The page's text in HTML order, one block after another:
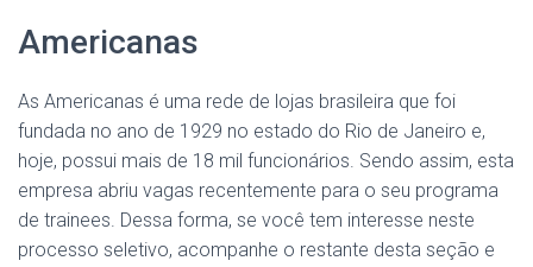
Americanas
As Americanas é uma rede de lojas brasileira que foi
fundada no ano de 1929 no estado do Rio de Janeiro e,
hoje, possui mais de 18 mil funcionários. Sendo assim, esta
empresa abriu vagas recentemente para o seu programa
de trainees. Dessa forma, se você tem interesse neste
processo seletivo, acompanhe o restante desta seção e